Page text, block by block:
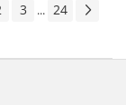
3 ... 24